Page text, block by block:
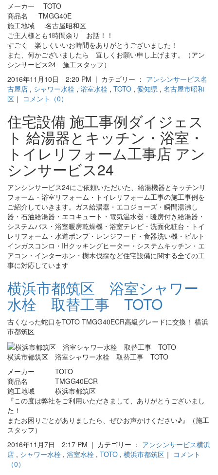
メーカー TOTO
商品名 TMGG40E
施工地域 名古屋昭和区
ご主人様とも1時間余り お話！！
すごく 楽しくいいお時間をありがとうございました！
また、何かございましたら 宜しくお願い申し上げます。（アン
シンサービス24 施工スタッフ）
2016年11月10日 2:20 PM | カテゴリー ： アンシンサービス名
古屋店 , シャワー水栓 , 浴室水栓 , TOTO , 愛知県 , 名古屋市昭和
区 ｜ コメント（0）
住宅設備 施工事例ダイジェス
ト 給湯器とキッチン・浴室・
トイレリフォーム工事店 アン
シンサービス24
アンシンサービス24にご依頼いただいた、給湯機器とキッチンリ
フォーム・浴室リフォーム・トイレリフォーム工事の施工事例を
ご紹介していきます。ガス給湯器・エコジョーズ・瞬間湯沸し
器・石油給湯器・エコキュート・電気温水器・暖房付き給湯器・
システムバス・浴室暖房乾燥機・浴室テレビ・洗面化粧台・トイ
レリフォーム・水道ポンプ・レンジフード・食器洗い機・ビルト
インガスコンロ・IHクッキングヒーター・システムキッチン・エ
アコン・インターホン・樹木伐採など住宅設備に関する全ての工
事に対応しています
横浜市都筑区 浴室シャワー
水栓 取替工事 TOTO
古くなった蛇口をTOTO TMGG40ECR高級グレードに交換！ 横浜
市都筑区
横浜市都筑区 浴室シャワー水栓 取替工事 TOTO
メーカー TOTO
商品名 TMGG40ECR
施工地域 横浜市都筑区
『この度は弊社をご利用いただきまして、ありがとうございまし
た！
またお困りごとがありましたら、ぜひお声かけください♪』（施工
スタッフ）
2016年11月7日 2:17 PM | カテゴリー ： アンシンサービス横浜
店 , シャワー水栓 , 浴室水栓 , TOTO , 横浜市都筑区 ｜ コメント
（0）